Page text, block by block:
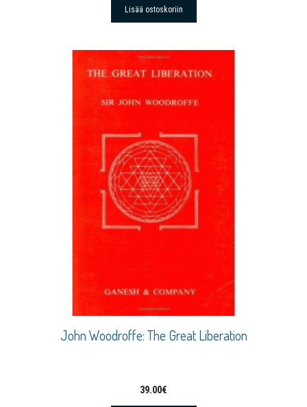
Lisää ostoskoriin
John Woodroffe: The Great Liberation
39.00€